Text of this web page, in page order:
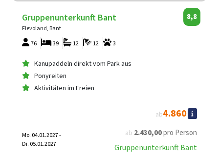
Gruppenunterkunft Bant
Flevoland, Bant
8,8
76 3
12
12
39
Kanupaddeln direkt vom Park aus
Ponyreiten
Aktivitäten im Freien
ab 2.430,00pro Person
ab4.860
Mo. 04.01.2027 -
Di. 05.01.2027
Gruppenunterkunft Bant